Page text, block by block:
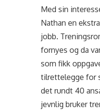
Med sin
Nathan en
jobb.
fornyes og da
som fikk
tilrettelegge for
det rundt 40
jevnlig bruker